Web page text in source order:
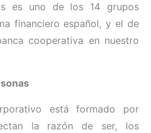
es uno de los 14 grupos
financiero español, y el de
cooperativa en nuestro
está formado por
la razón de ser, los